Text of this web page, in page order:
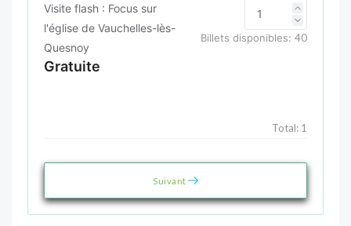
Visite flash : Focus sur
l'église de Vauchelles-lès-
Quesnoy
Gratuite
Billets disponibles: 40
Total: 1
Suivant